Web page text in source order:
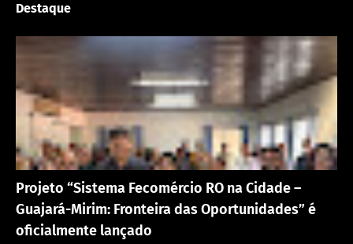
Destaque
Projeto “Sistema Fecomércio RO na Cidade –
Guajará-Mirim: Fronteira das Oportunidades” é
oficialmente lançado